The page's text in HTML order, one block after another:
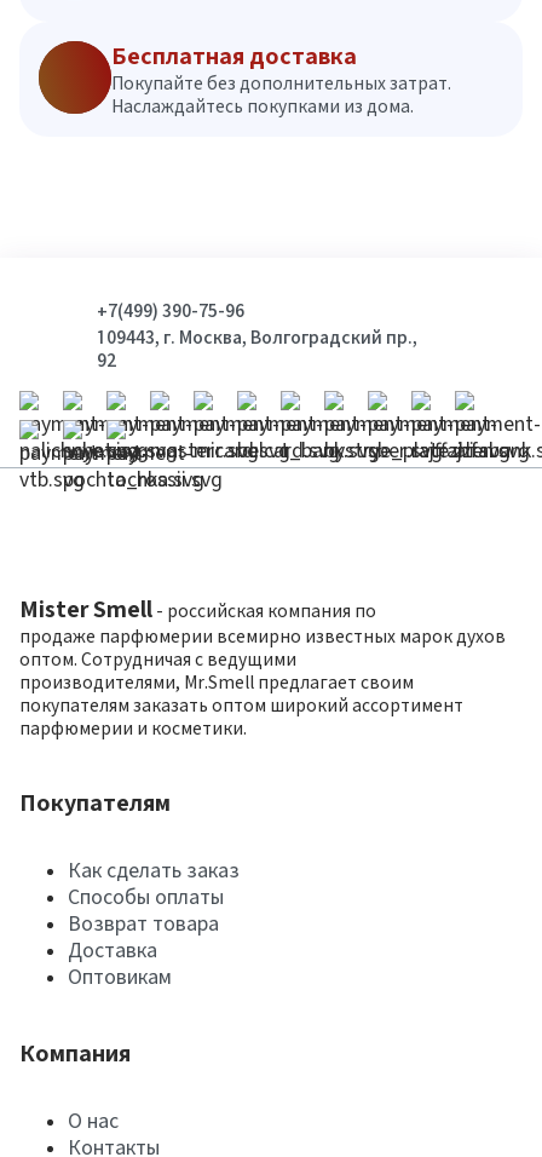
Бесплатная доставка
Покупайте без дополнительных затрат.
Наслаждайтесь покупками из дома.
+7(499) 390-75-96
109443, г. Москва, Волгоградский пр.,
92
Mister Smell - российская компания по
продаже парфюмерии всемирно известных марок духов
оптом. Сотрудничая с ведущими
производителями, Mr.Smell предлагает своим
покупателям заказать оптом широкий ассортимент
парфюмерии и косметики.
Покупателям
Как сделать заказ
Способы оплаты
Возврат товара
Доставка
Оптовикам
Компания
О нас
Контакты